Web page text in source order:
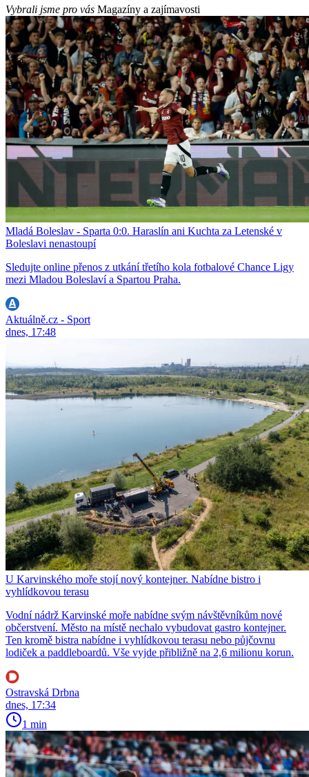
Vybrali jsme pro vás Magazíny a zajímavosti
Mladá Boleslav - Sparta 0:0. Haraslín ani Kuchta za Letenské v
Boleslavi nenastoupí
Sledujte online přenos z utkání třetího kola fotbalové Chance Ligy
mezi Mladou Boleslaví a Spartou Praha.
Aktuálně.cz - Sport
dnes, 17:48
U Karvinského moře stojí nový kontejner. Nabídne bistro i
vyhlídkovou terasu
Vodní nádrž Karvinské moře nabídne svým návštěvníkům nové
občerstvení. Město na místě nechalo vybudovat gastro kontejner.
Ten kromě bistra nabídne i vyhlídkovou terasu nebo půjčovnu
lodiček a paddleboardů. Vše vyjde přibližně na 2,6 milionu korun.
Ostravská Drbna
dnes, 17:34
1 min